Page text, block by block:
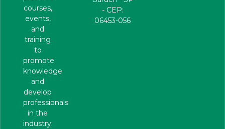
courses,
events,
and
training
to
promote
knowledge
and
develop
professionals
in the
industry.
- CEP:
06453-056